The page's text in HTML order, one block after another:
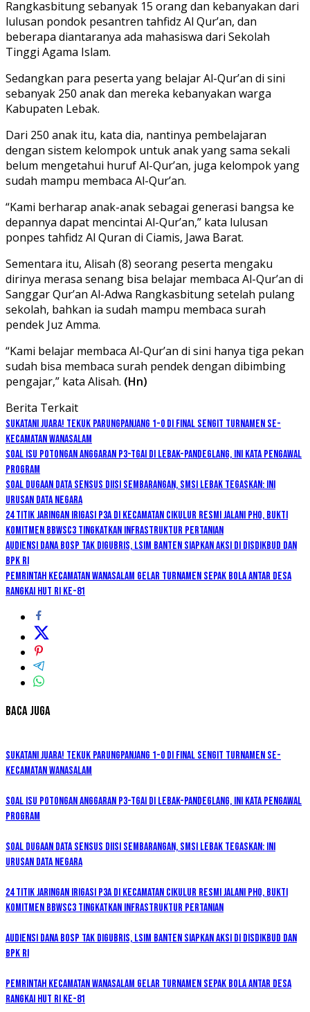
Rangkasbitung sebanyak 15 orang dan kebanyakan dari
lulusan pondok pesantren tahfidz Al Qur’an, dan
beberapa diantaranya ada mahasiswa dari Sekolah
Tinggi Agama Islam.
Sedangkan para peserta yang belajar Al-Qur’an di sini
sebanyak 250 anak dan mereka kebanyakan warga
Kabupaten Lebak.
Dari 250 anak itu, kata dia, nantinya pembelajaran
dengan sistem kelompok untuk anak yang sama sekali
belum mengetahui huruf Al-Qur’an, juga kelompok yang
sudah mampu membaca Al-Qur’an.
“Kami berharap anak-anak sebagai generasi bangsa ke
depannya dapat mencintai Al-Qur’an,” kata lulusan
ponpes tahfidz Al Quran di Ciamis, Jawa Barat.
Sementara itu, Alisah (8) seorang peserta mengaku
dirinya merasa senang bisa belajar membaca Al-Qur’an di
Sanggar Qur’an Al-Adwa Rangkasbitung setelah pulang
sekolah, bahkan ia sudah mampu membaca surah
pendek Juz Amma.
“Kami belajar membaca Al-Qur’an di sini hanya tiga pekan
sudah bisa membaca surah pendek dengan dibimbing
pengajar,” kata Alisah. (Hn)
Berita Terkait
Sukatani Juara! Tekuk Parungpanjang 1-0 di Final Sengit Turnamen se-
Kecamatan Wanasalam
Soal Isu Potongan Anggaran P3-TGAI di Lebak-Pandeglang, Ini Kata Pengawal
Program
Soal Dugaan Data Sensus Diisi Sembarangan, SMSI Lebak Tegaskan: Ini
Urusan Data Negara
24 Titik Jaringan Irigasi P3A di Kecamatan Cikulur Resmi Jalani PHO, Bukti
Komitmen BBWSC3 Tingkatkan Infrastruktur Pertanian
Audiensi Dana BOSP Tak Digubris, LSIM Banten Siapkan Aksi di Disdikbud dan
BPK RI
Pemrintah kecamatan Wanasalam Gelar Turnamen Sepak Bola Antar Desa
Rangkai HUT RI ke-81
Baca Juga
Sukatani Juara! Tekuk Parungpanjang 1-0 di Final Sengit Turnamen se-
Kecamatan Wanasalam
Soal Isu Potongan Anggaran P3-TGAI di Lebak-Pandeglang, Ini Kata Pengawal
Program
Soal Dugaan Data Sensus Diisi Sembarangan, SMSI Lebak Tegaskan: Ini
Urusan Data Negara
24 Titik Jaringan Irigasi P3A di Kecamatan Cikulur Resmi Jalani PHO, Bukti
Komitmen BBWSC3 Tingkatkan Infrastruktur Pertanian
Audiensi Dana BOSP Tak Digubris, LSIM Banten Siapkan Aksi di Disdikbud dan
BPK RI
Pemrintah kecamatan Wanasalam Gelar Turnamen Sepak Bola Antar Desa
Rangkai HUT RI ke-81